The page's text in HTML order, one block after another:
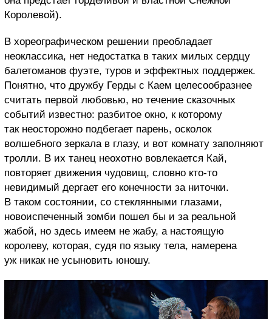
Королевой).
В хореографическом решении преобладает
неоклассика, нет недостатка в таких милых сердцу
балетоманов фуэте, туров и эффектных поддержек.
Понятно, что дружбу Герды с Каем целесообразнее
считать первой любовью, но течение сказочных
событий известно: разбитое окно, к которому
так неосторожно подбегает парень, осколок
волшебного зеркала в глазу, и вот комнату заполняют
тролли. В их танец неохотно вовлекается Кай,
повторяет движения чудовищ, словно кто-то
невидимый дергает его конечности за ниточки.
В таком состоянии, со стеклянными глазами,
новоиспеченный зомби пошел бы и за реальной
жабой, но здесь имеем не жабу, а настоящую
королеву, которая, судя по языку тела, намерена
уж никак не усыновить юношу.